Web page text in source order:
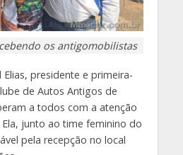
os antigomobilistas
Elias, presidente e primeira-
de Autos Antigos de
a todos com a atenção
junto ao time feminino do
pela recepção no local